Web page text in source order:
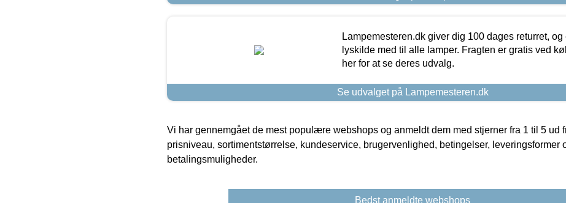
Lampemesteren.dk giver dig 100 dages returret,
lyskilde med til alle lamper. Fragten er gratis ved
her for at se deres udvalg.
Se udvalget på Lampemesteren.dk
Vi har gennemgået de mest populære webshops og anmeldt dem med stjerner fra 1 til 5 ud
prisniveau, sortimentstørrelse, kundeservice, brugervenlighed, betingelser, leveringsformer
betalingsmuligheder.
Bedst anmeldte webshops